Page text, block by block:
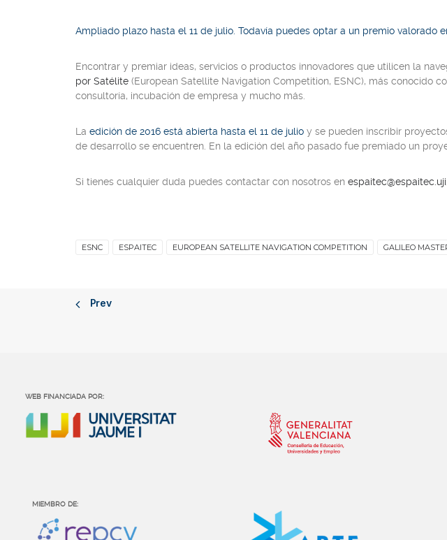
Ampliado plazo hasta el 11 de julio. Todavía puedes optar a un premio valorado
Encontrar y premiar ideas, servicios o productos innovadores que utilicen la
por Satélite (European Satellite Navigation Competition, ESNC), más conocido
consultoría, incubación de empresa y mucho más.
La edición de 2016 está abierta hasta el 11 de julio y se pueden inscribir
de desarrollo se encuentren. En la edición del año pasado fue premiado un
Si tienes cualquier duda puedes contactar con nosotros en
ESNC ESPAITEC EUROPEAN SATELLITE NAVIGATION COMPETITION GALILEO
Prev
WEB FINANCIADA POR:
MIEMBRO DE: